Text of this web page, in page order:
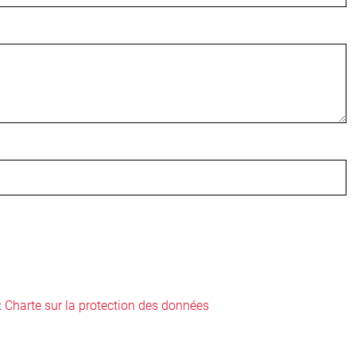
Charte sur la protection des données